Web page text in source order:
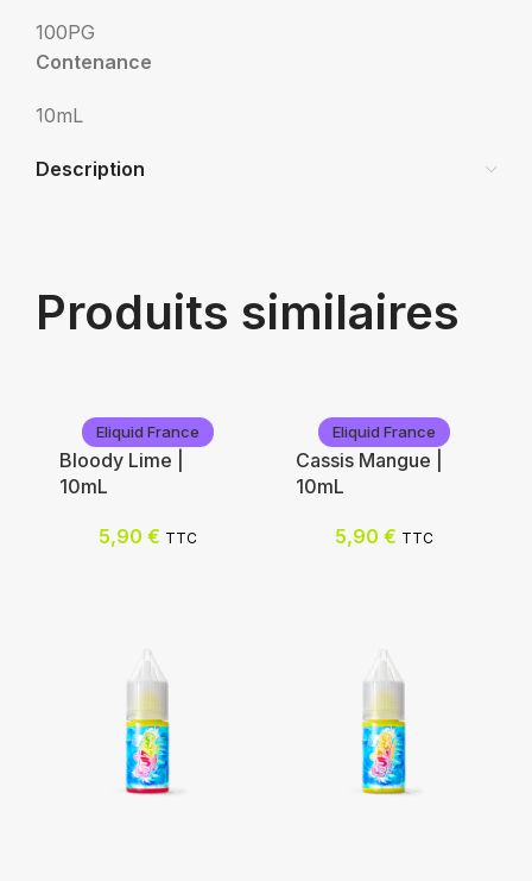
100PG
Contenance
10mL
Description
Produits similaires
Eliquid France
Bloody Lime |
10mL
5,90 € TTC
Eliquid France
Cassis Mangue |
10mL
5,90 € TTC